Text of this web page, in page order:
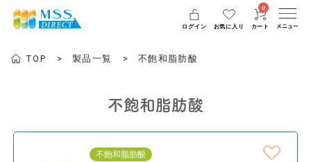
ログイン お気に入り
0
カート
TOP 製品一覧 不飽和脂肪酸
不飽和脂肪酸
不飽和脂肪酸